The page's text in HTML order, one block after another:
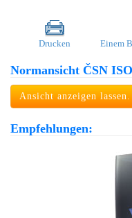
Drucken Einem
Normansicht ČSN
Ansicht anzeigen lassen.
Empfehlungen: